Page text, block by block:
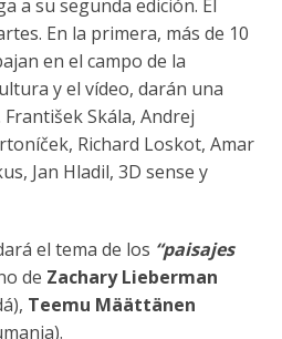
a su segunda edición. El
En la primera, más de 10
en el campo de la
y el vídeo, darán una
Skála, Andrej
Richard Loskot, Amar
Jan Hladil, 3D sense y
el tema de los “paisajes
de Zachary Lieberman
Teemu Määttänen